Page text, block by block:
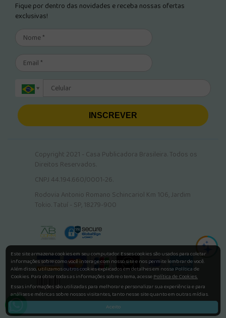
Fique por dentro das novidades e receba nossas ofertas
exclusivas!
INSCREVER
Copyright 2021 - Casa Publicadora Brasileira. Todos os
Direitos Reservados.
CNPJ 44.194.660/0001-26.
Rodovia Antonio Romano Schincariol Km 106, Jardim
Tokio. Tatuí - SP, 18279-900
Este site armazena cookies em seu computador. Esses cookies são usados para coletar
informações sobre como você interage com nosso site e nos permite lembrar de você.
Além disso, utilizamos outros cookies explicados em detalhes em nossa Política de
Cookies. Para obter todas as informações sobre o tema, acessePolítica de Cookies.
Essas informações são utilizadas para melhorar e personalizar sua experiência e para
análises e métricas sobre nossos visitantes, tanto nesse site quanto em outras mídias.
Aceito